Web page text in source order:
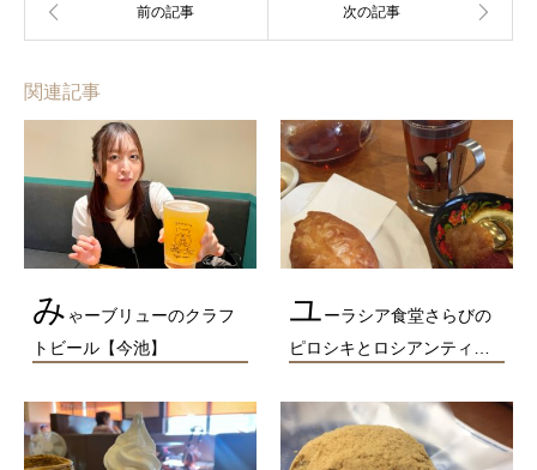
関連記事
み ゃーブリューのクラフ
トビール【今池】
ユーラシア食堂さらびの
ピロシキとロシアンティ…